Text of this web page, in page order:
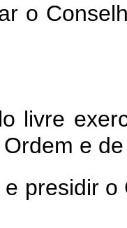
o
livre
e
presidir